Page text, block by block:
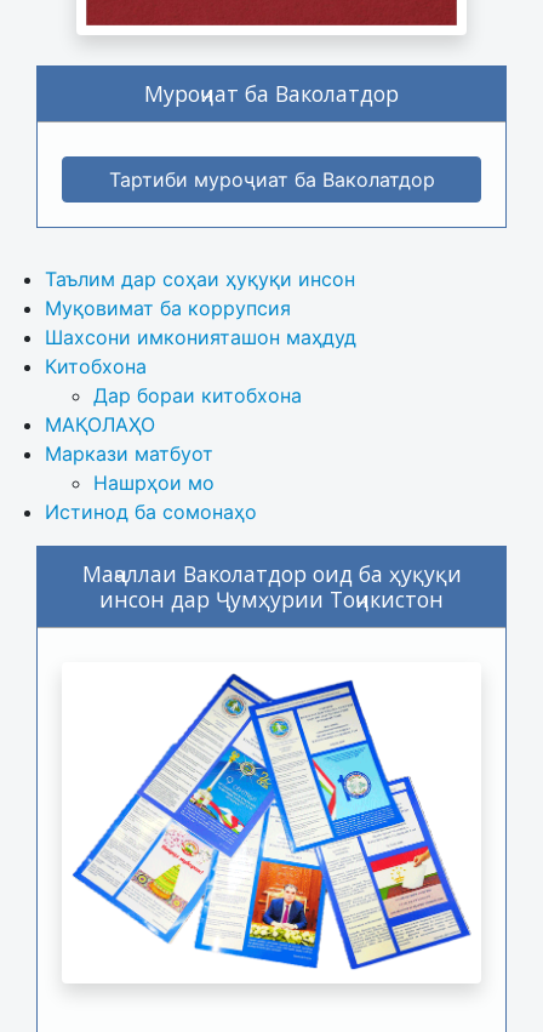
Муроҷиат ба Ваколатдор
Тартиби муроҷиат ба Ваколатдор
Таълим дар соҳаи ҳуқуқи инсон
Муқовимат ба коррупсия
Шахсони имконияташон маҳдуд
Китобхона
Дар бораи китобхона
МАҚОЛАҲО
Маркази матбуот
Нашрҳои мо
Истинод ба сомонаҳо
Маҷаллаи Ваколатдор оид ба ҳуқуқи
инсон дар Ҷумҳурии Тоҷикистон